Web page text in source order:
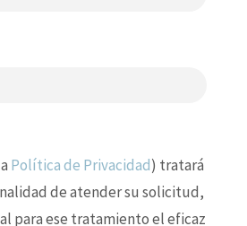
Política de Privacidad) tratará
de atender su solicitud,
para ese tratamiento el eficaz